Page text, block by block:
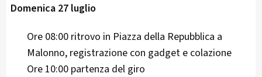
Domenica 27 luglio
Ore 08:00 ritrovo in Piazza della Repubblica a
Malonno, registrazione con gadget e colazione
Ore 10:00 partenza del giro